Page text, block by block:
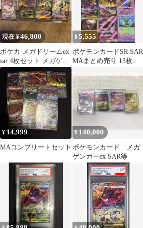
現在 ¥46,800
ポケカ メガドリームex
sar 4枚セット メガゲン
ガーex sar
¥5,555
ポケモンカードSR SAR
MAまとめ売り 13枚セ
¥ 14,999
MAコンプリートセット
¥140,000
ポケモンカード メガ
ゲンガーex SAR等